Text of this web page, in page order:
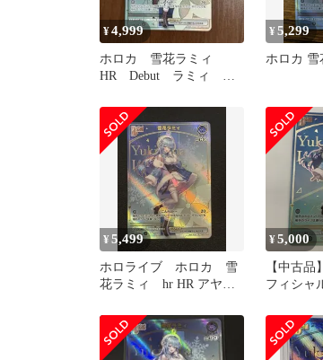
¥4,999
ホロカ 雪花ラミィ
HR Debut ラミィ ホ
¥5,299
ホロカ 雪
¥5,499
ホロライブ ホロカ 雪
花ラミィ hr HR アヤカ
¥5,000
【中古品
フィシャ
【073-